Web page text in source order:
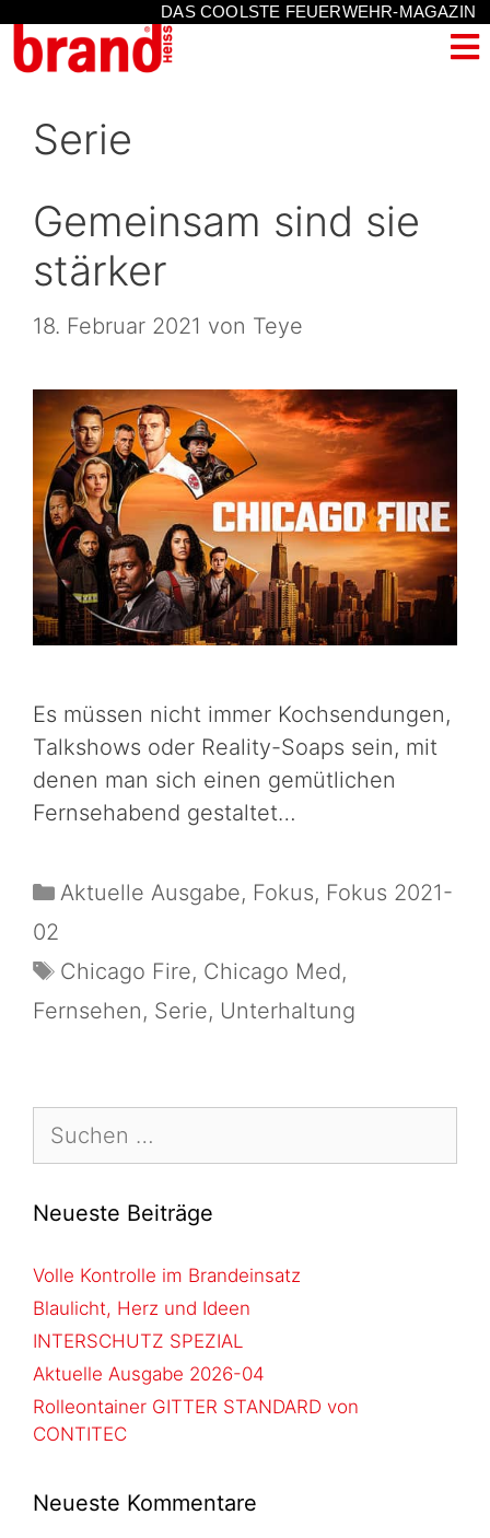
DAS COOLSTE FEUERWEHR-MAGAZIN
Serie
Gemeinsam sind sie
stärker
18. Februar 2021 von Teye
Es müssen nicht immer Kochsendungen,
Talkshows oder Reality-Soaps sein, mit
denen man sich einen gemütlichen
Fernsehabend gestaltet…
Aktuelle Ausgabe, Fokus, Fokus 2021-
02
Chicago Fire, Chicago Med,
Fernsehen, Serie, Unterhaltung
Neueste Beiträge
Volle Kontrolle im Brandeinsatz
Blaulicht, Herz und Ideen
INTERSCHUTZ SPEZIAL
Aktuelle Ausgabe 2026-04
Rolleontainer GITTER STANDARD von
CONTITEC
Neueste Kommentare